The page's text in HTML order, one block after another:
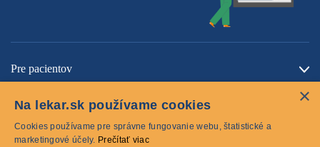
Pre pacientov
×
Na lekar.sk používame cookies
Cookies používame pre správne fungovanie webu, štatistické a
marketingové účely. Prečítať viac